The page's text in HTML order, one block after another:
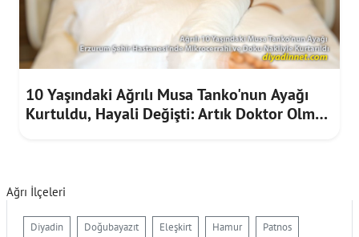
10 Yaşındaki Ağrılı Musa Tanko'nun Ayağı
Kurtuldu, Hayali Değişti: Artık Doktor Olmak
Ağrı İlçeleri
Diyadin Doğubayazıt Eleşkirt Hamur Patnos